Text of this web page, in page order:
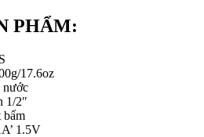
PHẨM:
17.6oz
nước
1/2″
bấm
1.5V